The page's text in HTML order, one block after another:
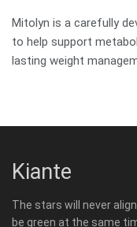
Mitolyn is a carefully
to help support
lasting weight
Kiante
The stars will never
be green at the same